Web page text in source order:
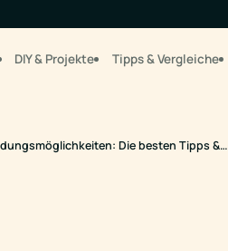
DIY & Projekte Tipps & Vergleiche
Die besten Tipps &…